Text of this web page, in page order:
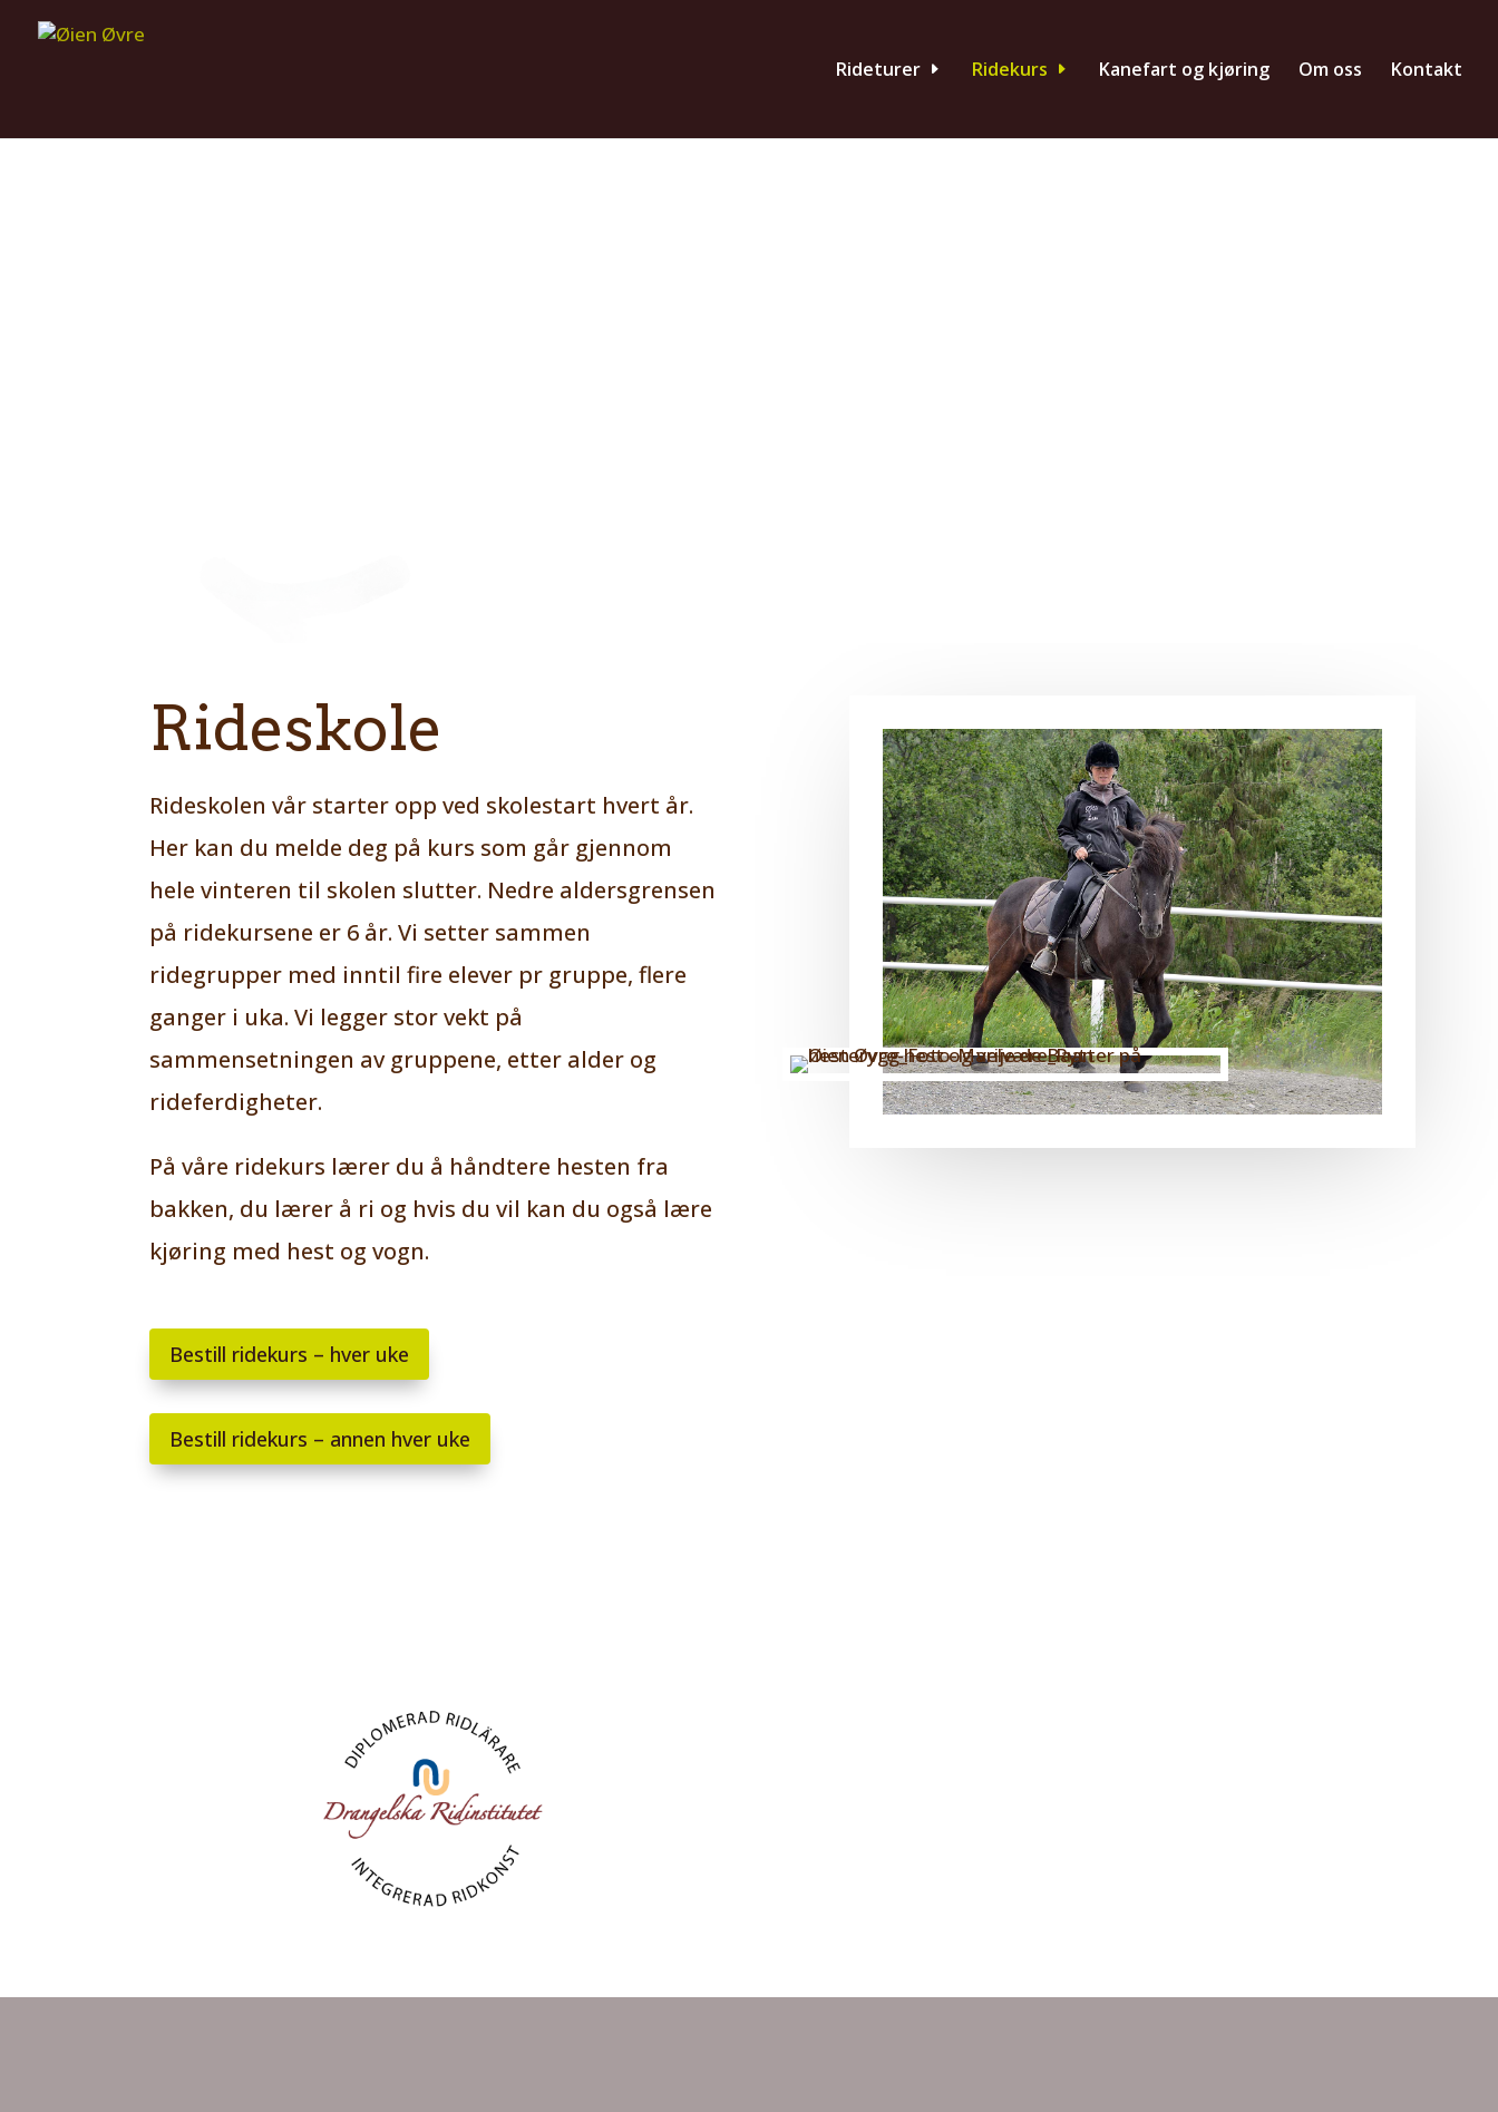
Rideturer Ridekurs Kanefart og kjøring Om oss Kontakt
Rideskole
Rideskolen vår starter opp ved skolestart hvert år.
Her kan du melde deg på kurs som går gjennom
hele vinteren til skolen slutter. Nedre aldersgrensen
på ridekursene er 6 år. Vi setter sammen
ridegrupper med inntil fire elever pr gruppe, flere
ganger i uka. Vi legger stor vekt på
sammensetningen av gruppene, etter alder og
rideferdigheter.
På våre ridekurs lærer du å håndtere hesten fra
bakken, du lærer å ri og hvis du vil kan du også lære
kjøring med hest og vogn.
Bestill ridekurs – hver uke
Bestill ridekurs – annen hver uke